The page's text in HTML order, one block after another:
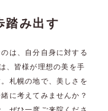
踏み出す
は、自分自身に対する
、皆様が理想の美を手
札幌の地で、美しさを
に考えてみませんか？